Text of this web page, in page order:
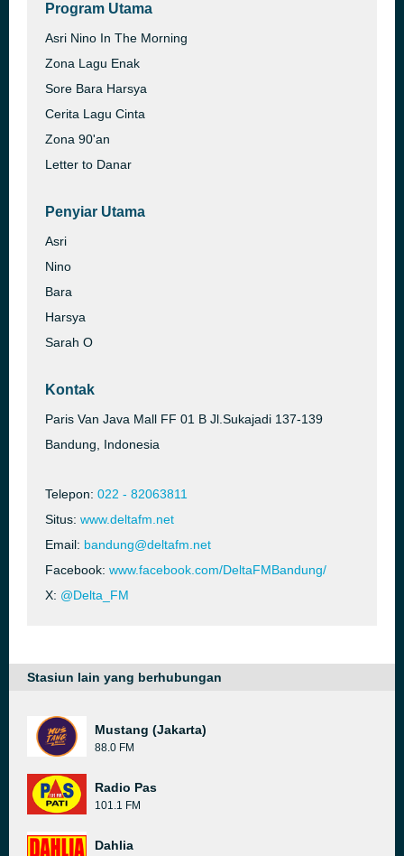
Program Utama
Asri Nino In The Morning
Zona Lagu Enak
Sore Bara Harsya
Cerita Lagu Cinta
Zona 90'an
Letter to Danar
Penyiar Utama
Asri
Nino
Bara
Harsya
Sarah O
Kontak
Paris Van Java Mall FF 01 B Jl.Sukajadi 137-139
Bandung, Indonesia
Telepon: 022 - 82063811
Situs: www.deltafm.net
Email: bandung@deltafm.net
Facebook: www.facebook.com/DeltaFMBandung/
X: @Delta_FM
Stasiun lain yang berhubungan
Mustang (Jakarta)
88.0 FM
Radio Pas
101.1 FM
Dahlia